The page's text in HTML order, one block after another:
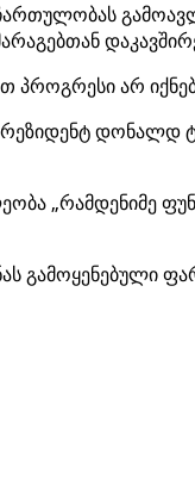
ჩართულობას
არ
„რამდენიმე
გამოყენებული